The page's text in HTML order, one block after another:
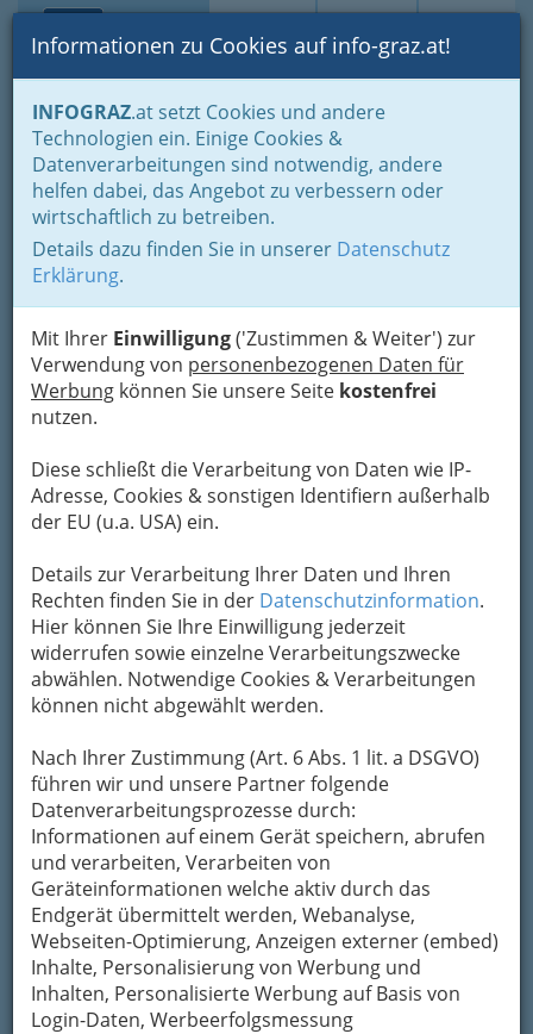
Suche Login Toggle
Informationen zu Cookies auf info-graz.at!
INFOGRAZ.at setzt Cookies und andere
Technologien ein. Einige Cookies &
Datenverarbeitungen sind notwendig, andere
helfen dabei, das Angebot zu verbessern oder
wirtschaftlich zu betreiben.
Details dazu finden Sie in unserer Datenschutz
Erklärung.
Mit Ihrer Einwilligung('Zustimmen & Weiter') zur
Verwendung von personenbezogenen Daten für
Werbung können Sie unsere Seite kostenfrei
nutzen.
Diese schließt die Verarbeitung von Daten wie IP-
Adresse, Cookies & sonstigen Identifiern außerhalb
der EU (u.a. USA) ein.
Details zur Verarbeitung Ihrer Daten und Ihren
Rechten finden Sie in der Datenschutzinformation.
Hier können Sie Ihre Einwilligung jederzeit
widerrufen sowie einzelne Verarbeitungszwecke
abwählen. Notwendige Cookies & Verarbeitungen
können nicht abgewählt werden.
Nach Ihrer Zustimmung (Art. 6 Abs. 1 lit. a DSGVO)
führen wir und unsere Partner folgende
Datenverarbeitungsprozesse durch:
Informationen auf einem Gerät speichern, abrufen
und verarbeiten, Verarbeiten von
Geräteinformationen welche aktiv durch das
Endgerät übermittelt werden, Webanalyse,
Webseiten-Optimierung, Anzeigen externer (embed)
Inhalte, Personalisierung von Werbung und
Inhalten, Personalisierte Werbung auf Basis von
Login-Daten, Werbeerfolgsmessung
Home Branchen
Einkaufen & Schenken - der Handel
Handel in Graz
Dinge des täglichen Lebens
Maschinen u. Computersysteme u. techn. Bedarf
Handel mit technischem und industriellem Bedarf
Ing. Alexander Fellner KEG.
Bachfeldgasse 7, 8501 Lieboch
+43 3136 637 26
+43 664 3082 6216
Karte
Adresse mit Google Maps anschauen
Kontaktaufnahme
Um die Info-Graz Firmenvor Spam-Mails zu
bewahren, verwenden wir an dieser Stelle zur
Übermittlung Ihrer Nachricht ein sicheres
Formular. Ihre Nachricht wird nach dem
Unternehmen Ing. Alexander Fellner KEG.
weitergeleitet.
Mein Name
Meine Email Adresse
Mein Betreff